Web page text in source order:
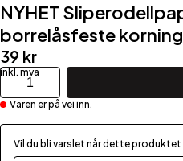
NYHET
borrelåsfeste
39 kr
NYHET
Sliperodellpapir
50mm
for
borrelåsfeste
Varen er på vei inn.
Vil du bli varslet når dette produktet